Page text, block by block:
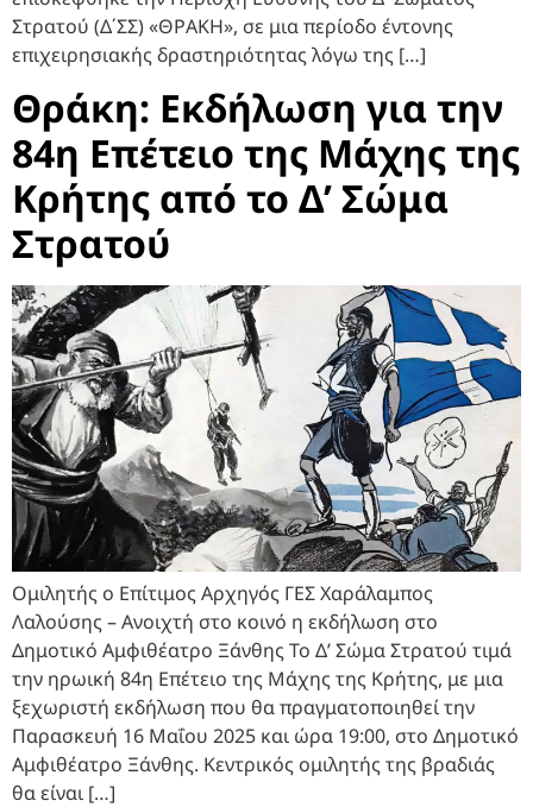
Στρατού (Δ΄ΣΣ) «ΘΡΑΚΗ», σε μια περίοδο έντονης
επιχειρησιακής δραστηριότητας λόγω της […]
Θράκη: Εκδήλωση για την
84η Επέτειο της Μάχης της
Κρήτης από το Δ’ Σώμα
Στρατού
Ομιλητής ο Επίτιμος Αρχηγός ΓΕΣ Χαράλαμπος
Λαλούσης – Ανοιχτή στο κοινό η εκδήλωση στο
Δημοτικό Αμφιθέατρο Ξάνθης Το Δ’ Σώμα Στρατού τιμά
την ηρωική 84η Επέτειο της Μάχης της Κρήτης, με μια
ξεχωριστή εκδήλωση που θα πραγματοποιηθεί την
Παρασκευή 16 Μαΐου 2025 και ώρα 19:00, στο Δημοτικό
Αμφιθέατρο Ξάνθης. Κεντρικός ομιλητής της βραδιάς
θα είναι […]